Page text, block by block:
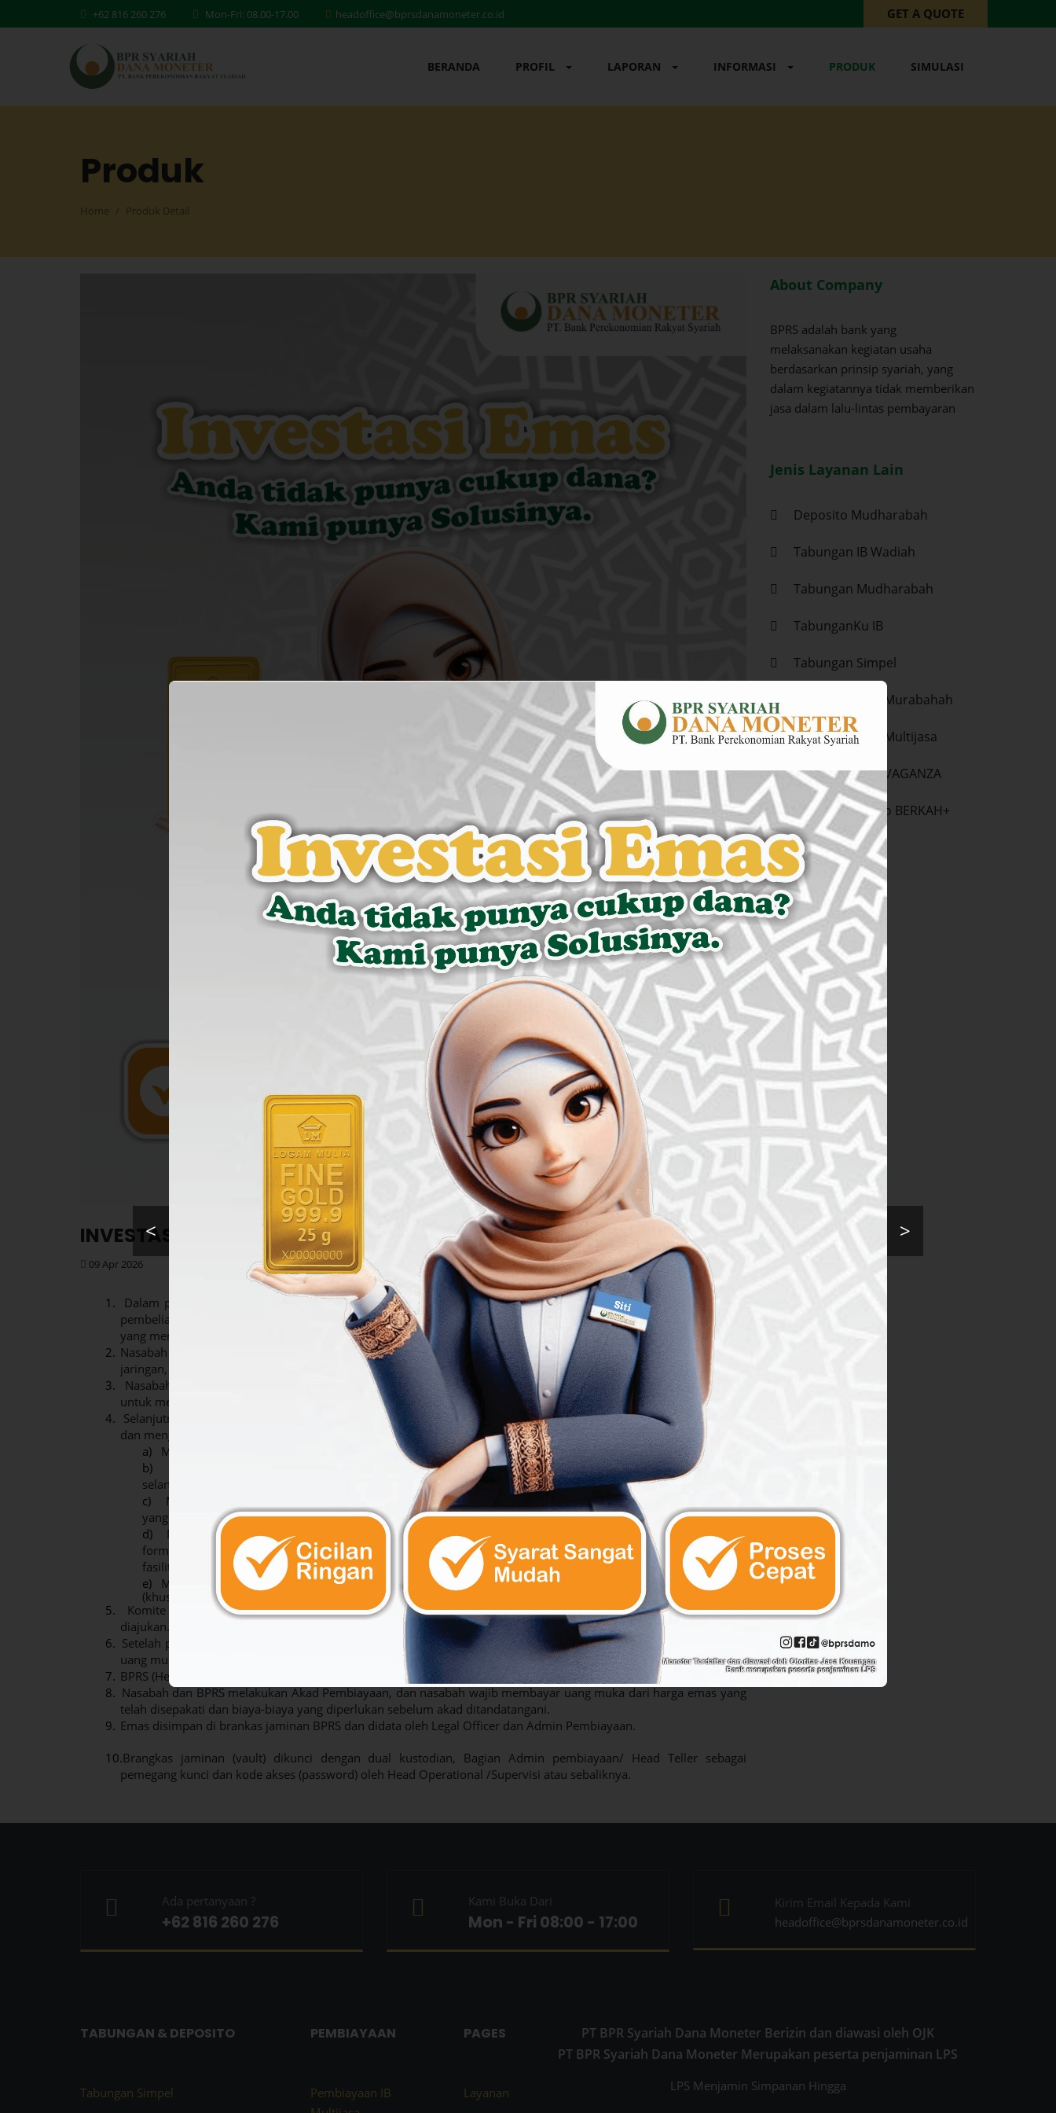
< >
+62 816 260 276 Mon-Fri: 08.00-17.00 headoffice@bprsdanamoneter.co.id GET A QUOTE
BERANDA PROFIL LAPORAN INFORMASI PRODUK SIMULASI
Produk
Home Produk Detail
INVESTASI EMAS
09 Apr 2026 Posted by:
1.
Dalam pelaksanaan PKE melibatkan tiga Pihak yaitu Pihak Pertama (BPRS) selaku pembeli atau yang membiayai
pembelian barang, pihak kedua (Nasabah) sebagai pemesan barang dan Pihak Ketiga (Supplier Emas) adalah pihak
yang menyediakan atau menjual barang (Emas),yaitu Galeri 24.
2. Nasabah yang ingin melakukan Pembiayaan Kepemilikan Emas (PKE) bisa mendatangi Kantor BPRS di semua kantor
jaringan, atau bisa mendapatkan informasi dari Bagian Bisnis (Account Officer).
3.
Nasabah wajib memenuhi syarat dan mengisi data-data serta melengkapi dokumen- dokumen yang diperlukan
untuk melakukan PKE di BPRS.
4. Selanjutnya Account Officer (AO) melakukan Verifikasi dokumen formulir aplikasi pembiayaan kepemilikan emas
dan menganalisa kemampuan nasabah sesuai dengan prinsip 5-C, dengan langkah-langkah sebagai berikut :
a)
Menerima Formulir permohonan PKE serta dokumen pendukung untuk proses pembiayaan.
b)
Melakukan Verifikasi dokumen dan menganalisa kemampuan nasabah sesuai dengan prinsip 5-C, untuk
selanjutnya dituangkan ke dalam Nota Analisa Pembiayaan (NAP Khusus PKE)
c)
Meminta pengecekan Legalitas ke unit ADMP (fungsi Legal Officer) dengan menggunakan formulir standar
yang berlaku.
d)
Meminta pengecekan SLIK/Bank Checking ke unit ADMP (Fungsi Internal Appraisal) dengan menggunakan
formulir standard yang berlaku. Keputusan terkait hasil pengecekan SILK/Bank Checking dan pemberian
fasilitas pembiayaan menjadi kewenangan minimal Direktur Bisnis.
e)
Mengajukan komite circulate menggunakan form standar yang berlaku
(khusus).
5.
Komite Pembiayaan yang berwenang mereview dokumen dan memberikan keputusan atas pembiayaan yang
diajukan.
6. Setelah pembiayaan disetujui, AO menginformasikan nasabah untuk melakukan akad pembiayaan dan membayar
uang muka serta biaya-biaya yang diperlukan.
7. BPRS (Head Operational) menghubungi Supplier emas untuk order emas sesuai dengan pesanan nasabah.
8. Nasabah dan BPRS melakukan Akad Pembiayaan, dan nasabah wajib membayar uang muka dari harga emas yang
telah disepakati dan biaya-biaya yang diperlukan sebelum akad ditandatangani.
9. Emas disimpan di brankas jaminan BPRS dan didata oleh Legal Officer dan Admin Pembiayaan.
10.Brangkas jaminan (vault) dikunci dengan dual kustodian, Bagian Admin pembiayaan/ Head Teller sebagai
pemegang kunci dan kode akses (password) oleh Head Operational /Supervisi atau sebaliknya.
About Company
BPRS adalah bank yang
melaksanakan kegiatan usaha
berdasarkan prinsip syariah, yang
dalam kegiatannya tidak memberikan
jasa dalam lalu-lintas pembayaran
Jenis Layanan Lain
Deposito Mudharabah
Tabungan IB Wadiah
Tabungan Mudharabah
TabunganKu IB
Tabungan Simpel
Pembiayaan IB Murabahah
Pembiayaan IB Multijasa
DAMO SPESIAL VAGANZA
Tabungan DaMo BERKAH+
Ada pertanyaan ?
+62 816 260 276
Kami Buka Dari
Mon - Fri 08:00 - 17:00
Kirim Email Kepada Kami
headoffice@bprsdanamoneter.co.id
TABUNGAN & DEPOSITO
Tabungan Simpel
PEMBIAYAAN
Pembiayaan IB
PAGES
Layanan
PT BPR Syariah Dana Moneter Berizin dan diawasi oleh OJK
PT BPR Syariah Dana Moneter Merupakan peserta penjaminan LPS
LPS Menjamin Simpanan Hingga